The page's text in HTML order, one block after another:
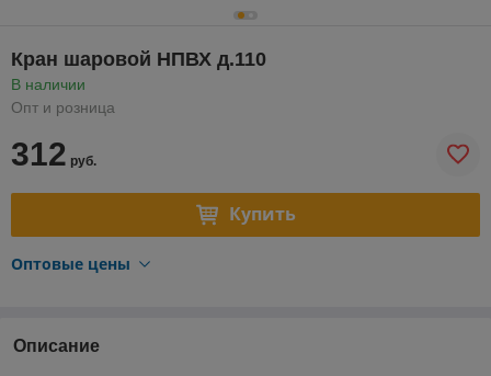
Кран шаровой НПВХ д.110
В наличии
Опт и розница
312 руб.
Купить
Оптовые цены
Описание